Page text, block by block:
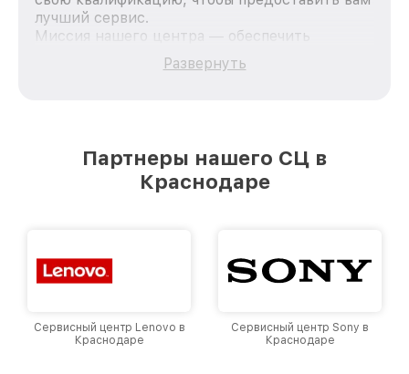
лучший сервис.
Миссия нашего центра — обеспечить
качественный и доступный ремонт для
каждого пользователя продукции MSI, вне
лучшим сервисным центром MSI в городе
Краснодаре, постоянно повышая уровень
Развернуть
Партнеры нашего СЦ в
Краснодаре
Сервисный центр Lenovo в
Краснодаре
Сервисный центр Sony в
Краснодаре